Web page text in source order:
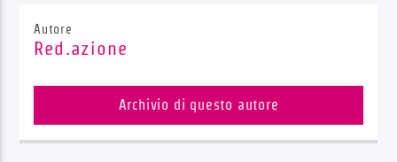
Autore
Red.azione
Archivio di questo autore